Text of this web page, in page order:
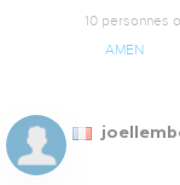
10 personnes
AMEN